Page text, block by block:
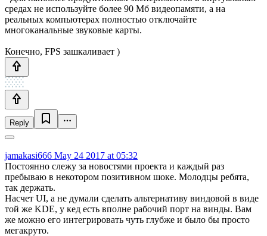
средах не используйте более 90 Мб видеопамяти, а на
реальных компьютерах полностью отключайте
многоканальные звуковые карты.
Конечно, FPS зашкаливает )
Reply
jamakasi666 May 24 2017 at 05:32
Постоянно слежу за новостями проекта и каждый раз
пребываю в некотором позитивном шоке. Молодцы ребята,
так держать.
Насчет UI, а не думали сделать альтернативу виндовой в виде
той же KDE, у кед есть вполне рабочий порт на винды. Вам
же можно его интегрировать чуть глубже и было бы просто
мегакруто.